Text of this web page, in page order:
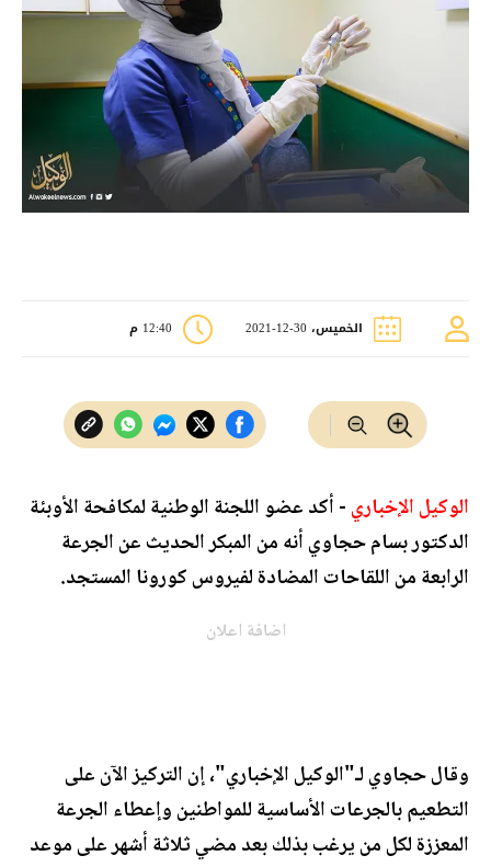
الخميس، 30-12-2021 12:40 م
الوكيل الإخباري- أكد عضو اللجنة الوطنية لمكافحة الأوبئة
الدكتور بسام حجاوي أنه من المبكر الحديث عن الجرعة
الرابعة من اللقاحات المضادة لفيروس كورونا المستجد.
اضافة اعلان
وقال حجاوي لـ"الوكيل الإخباري"، إن التركيز الآن على
التطعيم بالجرعات الأساسية للمواطنين وإعطاء الجرعة
المعززة لكل من يرغب بذلك بعد مضي ثلاثة أشهر على موعد